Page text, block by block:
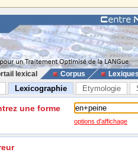
lexical Corpus
Lexicographie Etymologie
une forme
options d'affichage